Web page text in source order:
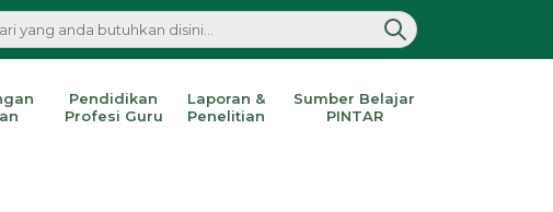
Pendidikan
Profesi Guru
Laporan &
Penelitian
Sumber Belajar
PINTAR